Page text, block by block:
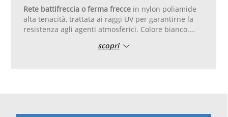
Rete battifreccia o ferma frecce in nylon poliamide
alta tenacità, trattata ai raggi UV per garantirne la
resistenza agli agenti atmosferici. Colore bianco.
utilizzare appesa come barriera ferma frecce dietro
scopri